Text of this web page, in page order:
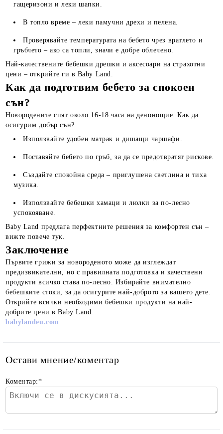
гащеризони и леки шапки.
В топло време – леки памучни дрехи и пелена.
Проверявайте температурата на бебето чрез вратлето и
гръбчето – ако са топли, значи е добре облечено.
Най-качествените бебешки дрешки и аксесоари на страхотни
цени – открийте ги в Baby Land.
Как да подготвим бебето за спокоен
сън?
Новородените спят около 16-18 часа на денонощие. Как да
осигурим добър сън?
Използвайте удобен матрак и дишащи чаршафи.
Поставяйте бебето по гръб, за да се предотвратят рискове.
Създайте спокойна среда – приглушена светлина и тиха
музика.
Използвайте бебешки хамаци и люлки за по-лесно
успокояване.
Baby Land предлага перфектните решения за комфортен сън –
вижте повече тук.
Заключение
Първите грижи за новороденото може да изглеждат
предизвикателни, но с правилната подготовка и качествени
продукти всичко става по-лесно. Избирайте внимателно
бебешките стоки, за да осигурите най-доброто за вашето дете.
Открийте всички необходими бебешки продукти на най-
добрите цени в Baby Land.
babylandeu.com
Остави мнение/коментар
Коментар:*